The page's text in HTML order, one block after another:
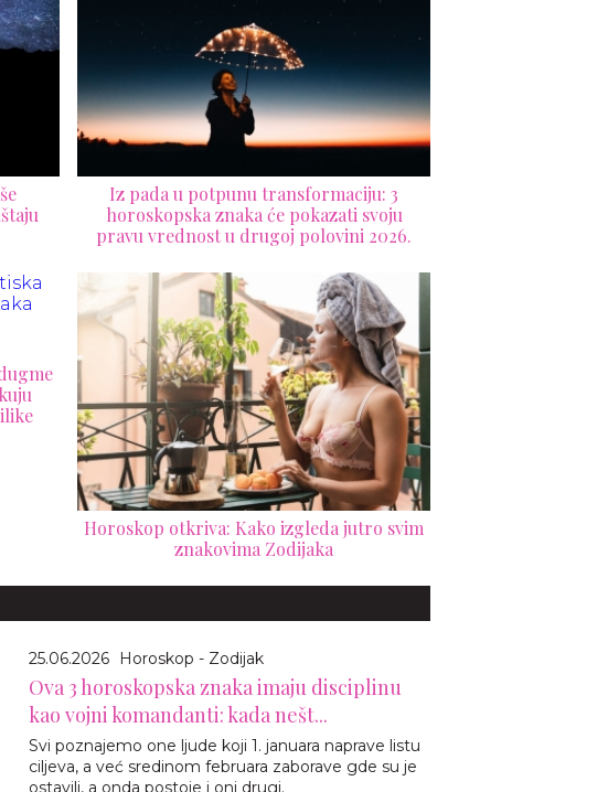
Iz pada u potpunu transformaciju: 3
horoskopska znaka će pokazati svoju
pravu vrednost u drugoj polovini 2026.
Horoskop otkriva: Kako izgleda jutro svim
znakovima Zodijaka
25.06.2026 Horoskop - Zodijak
Ova 3 horoskopska znaka imaju disciplinu
kao vojni komandanti: kada nešt...
Svi poznajemo one ljude koji 1. januara naprave listu
ciljeva, a već sredinom februara zaborave gde su je
ostavili, a onda postoje i oni drugi.